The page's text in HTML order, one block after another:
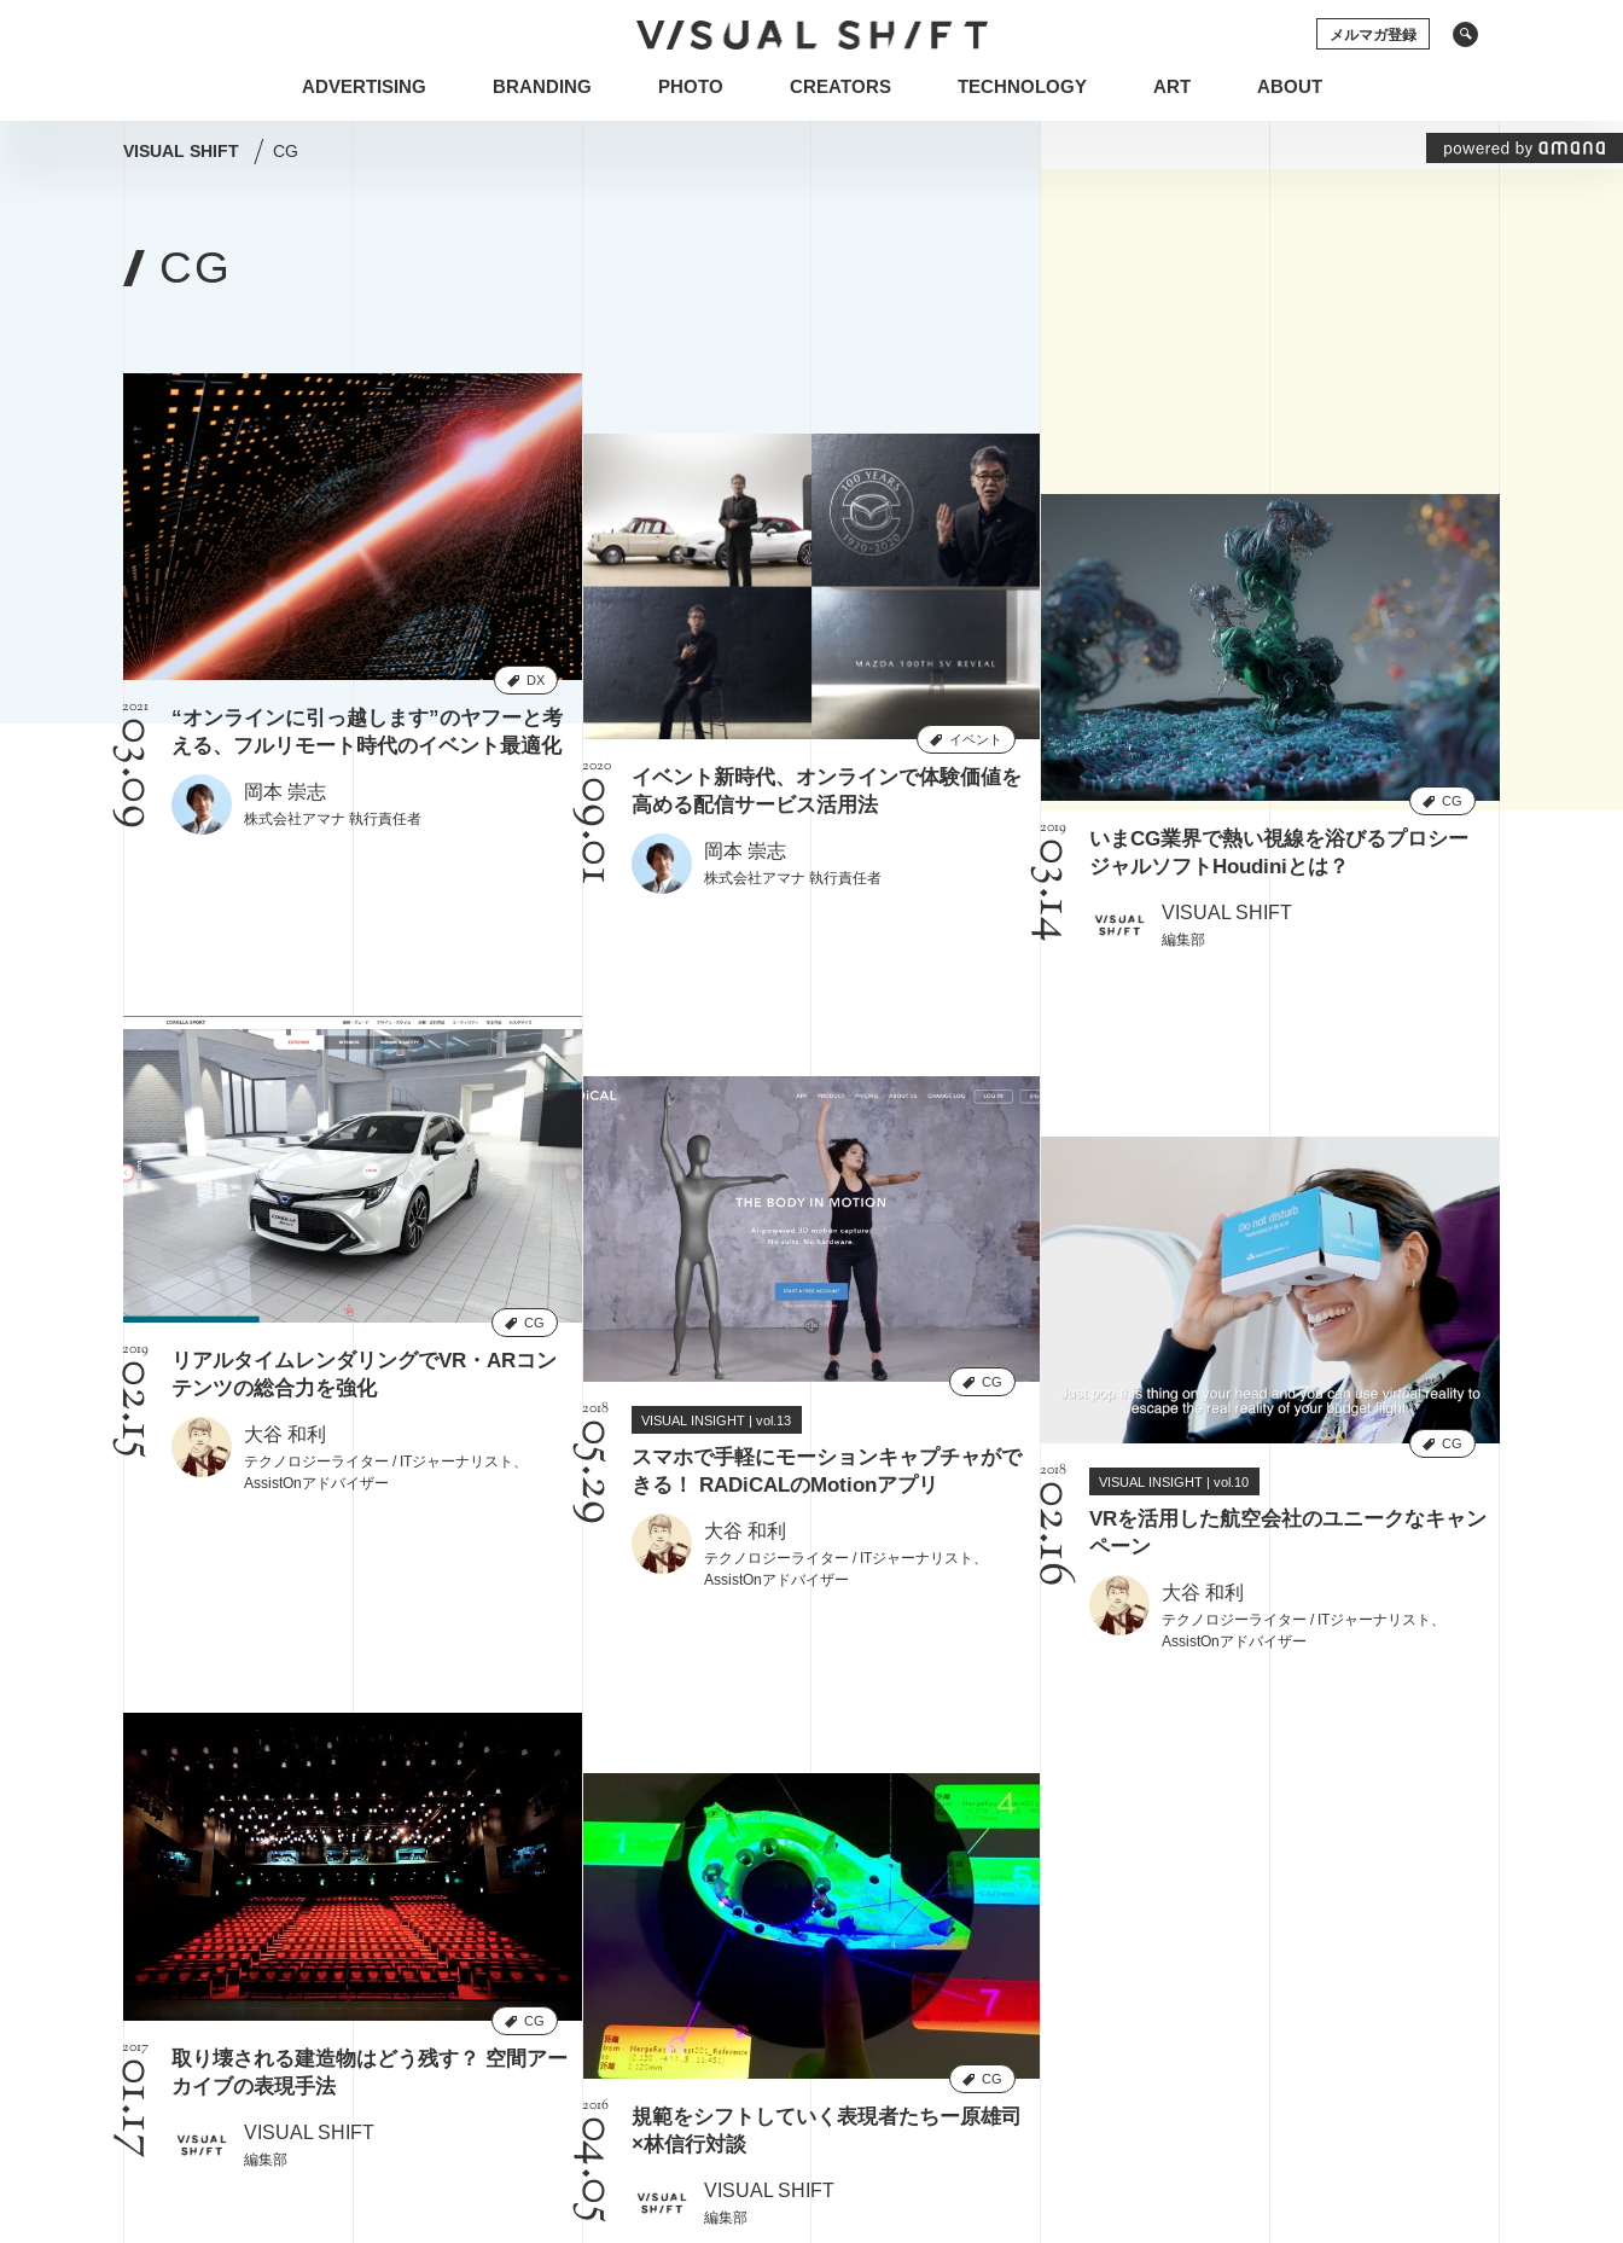
メルマガ登録
ADVERTISING BRANDING PHOTO CREATORS TECHNOLOGY ART ABOUT
ドローン アート×ビジネス CG
アマナの事例 撮影術
View All Tag
View All Tag
アマナの事例
編集・ライティング 用語集 イラスト・マンガ
印刷技術 レタッチ AI 企業のブランディング事例 アイデアのタネ
SDGs COVID-19 特集 イノベーション DX CX 五感 コンテンツマーケティング
デザインシンキング ブックガイド
VISUAL SHIFT CG
CG
DX
2021
03.09
“オンラインに引っ越します”のヤフーと考
える、フルリモート時代のイベント最適化
岡本 崇志
株式会社アマナ 執行責任者
イベント
2020
09.01
イベント新時代、オンラインで体験価値を
高める配信サービス活用法
岡本 崇志
株式会社アマナ 執行責任者
CG
2019
03.14
いまCG業界で熱い視線を浴びるプロシー
ジャルソフトHoudiniとは？
VISUAL SHIFT
編集部
CG
2019
02.15
リアルタイムレンダリングでVR・ARコン
テンツの総合力を強化
大谷 和利
テクノロジーライター / ITジャーナリスト、
AssistOnアドバイザー
CG
2018
05.29 VISUAL INSIGHT | vol.13
スマホで手軽にモーションキャプチャがで
きる！ RADiCALのMotionアプリ
大谷 和利
テクノロジーライター / ITジャーナリスト、
AssistOnアドバイザー
CG
2018
02.16 VISUAL INSIGHT | vol.10
VRを活用した航空会社のユニークなキャン
ペーン
大谷 和利
テクノロジーライター / ITジャーナリスト、
AssistOnアドバイザー
CG
2017
01.17
取り壊される建造物はどう残す？ 空間アー
カイブの表現手法
VISUAL SHIFT
編集部
CG
2016
04.05
規範をシフトしていく表現者たちー原雄司
×林信行対談
VISUAL SHIFT
編集部